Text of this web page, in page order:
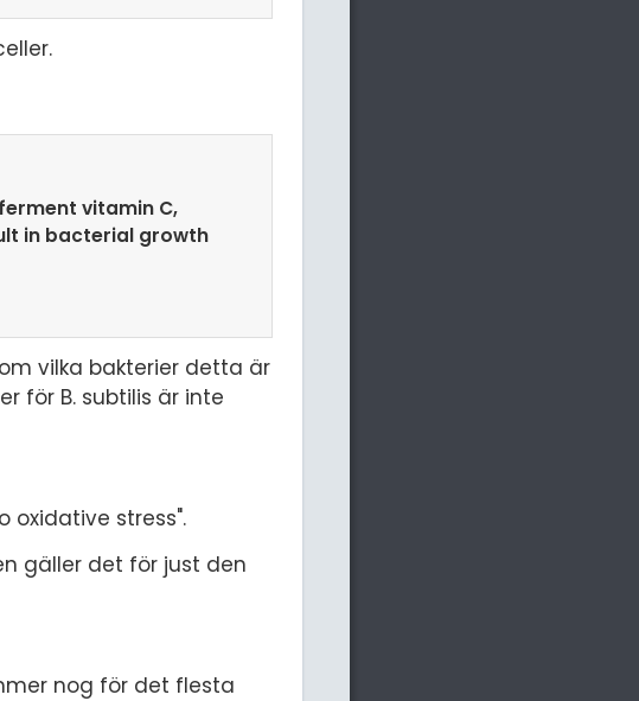
vitamin C,
in bacterial growth
vilka bakterier detta är
för B. subtilis är inte
oxidative stress".
gäller det för just den
nog för det flesta